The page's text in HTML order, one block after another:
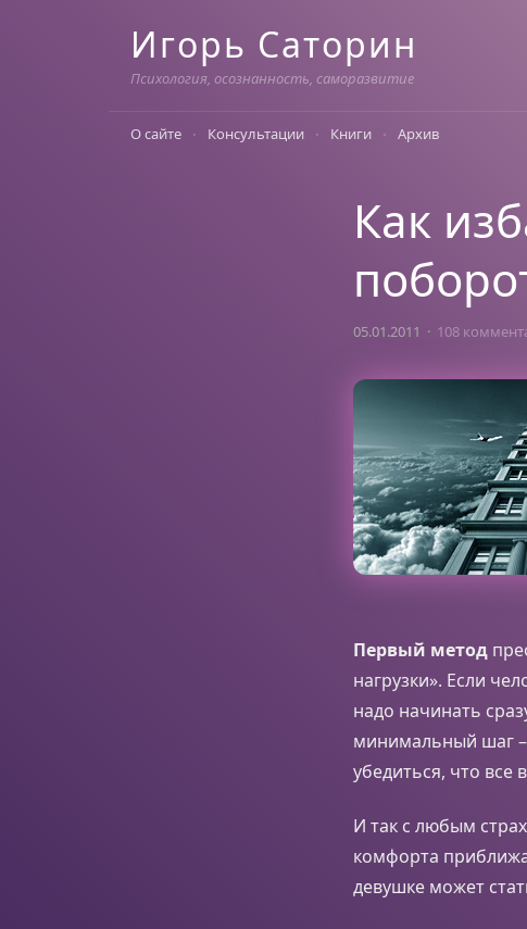
Игорь Саторин
Психология, осознанность, саморазвитие
О сайте Консультации Книги Архив
Как
05.01.2011 108
Первый метод
нагрузки». Если
надо начинать
минимальный шаг –
убедиться, что все
И так с любым
комфорта
девушке может